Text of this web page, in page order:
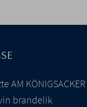
AM KÖNIGSACKER
brandelik